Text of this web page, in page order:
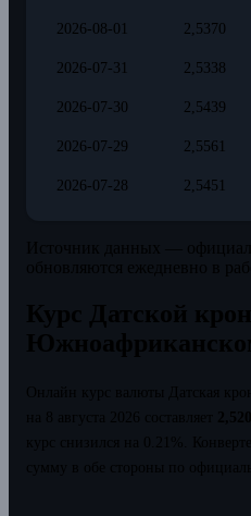
2026-08-01 2,5370
2026-07-31 2,5338
2026-07-30 2,5439
2026-07-29 2,5561
2026-07-28 2,5451